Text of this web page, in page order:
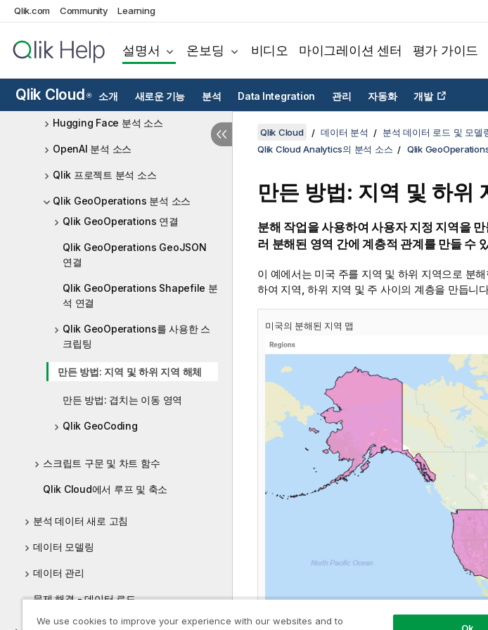
Qlik.com Community Learning
설명서 온보딩 비디오 마이그레이션 센터 평가 가이드
Qlik Cloud ® 소개 새로운 기능 분석 Data Integration 관리 자동화 개발
Azure OpenAI 분석 소스
Databricks MLflow 분석 소스
Google AI - Gemini 분석 소스
Hugging Face 분석 소스
OpenAI 분석 소스
Qlik 프로젝트 분석 소스
Qlik GeoOperations 분석 소스
Qlik GeoOperations 연결
Qlik GeoOperations GeoJSON
연결
Qlik GeoOperations Shapefile 분
석 연결
Qlik GeoOperations를 사용한 스
크립팅
만든 방법: 지역 및 하위 지역 해체
만든 방법: 겹치는 이동 영역
Qlik GeoCoding
스크립트 구문 및 차트 함수
Qlik Cloud에서 루프 및 축소
분석 데이터 새로 고침
데이터 모델링
데이터 관리
문제 해결 - 데이터 로드
Qlik Cloud 데이터 분석 분석 데이터 로드 및 모델
Qlik Cloud Analytics의 분석 소스
Qlik
만든 방법: 지역 및 하위
분해 작업을 사용하여 사용자 지정 지역을
러 분해된 영역 간에 계층적 관계를 만들 수
이 예에서는 미국 주를 지역 및 하위 지역으로 분
하여 지역, 하위 지역 및 주 사이의 계층을 만듭니
미국의 분해된 지역 맵
We use cookies to improve your experience with our websites and to